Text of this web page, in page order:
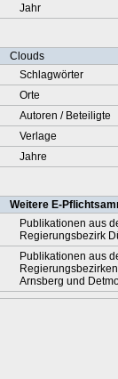
Jahr
Clouds
Schlagwörter
Orte
Autoren / Beteiligte
Verlage
Jahre
Weitere E-
Publikationen aus
Regierungsbezirk
Publikationen aus
Arnsberg und